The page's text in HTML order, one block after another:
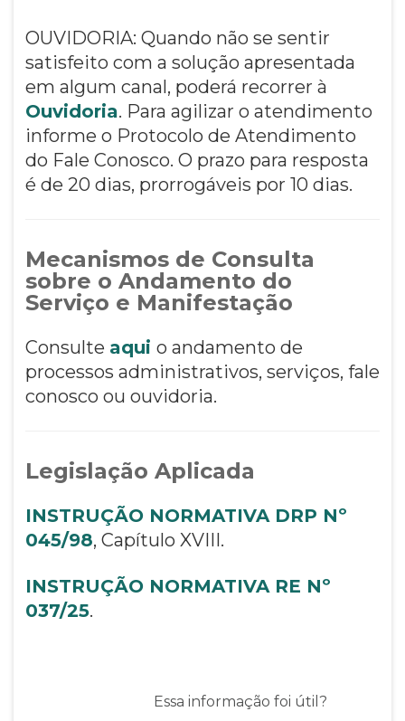
OUVIDORIA: Quando não se sentir
satisfeito com a solução apresentada
em algum canal, poderá recorrer à
Ouvidoria. Para agilizar o atendimento
informe o Protocolo de Atendimento
do Fale Conosco. O prazo para resposta
é de 20 dias, prorrogáveis por 10 dias.
Mecanismos de Consulta
sobre o Andamento do
Serviço e Manifestação
Consulte aqui o andamento de
processos administrativos, serviços, fale
conosco ou ouvidoria.
Legislação Aplicada
INSTRUÇÃO NORMATIVA DRP Nº
045/98, Capítulo XVIII.
INSTRUÇÃO NORMATIVA RE Nº
037/25.
Essa informação foi útil?